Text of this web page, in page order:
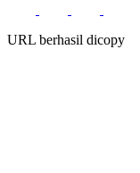
URL berhasil dicopy